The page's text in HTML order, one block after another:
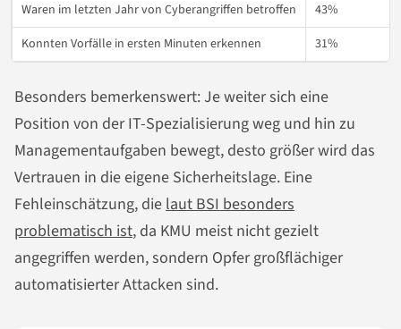
Waren im letzten Jahr von Cyberangriffen betroffen
43%
Konnten Vorfälle in ersten Minuten erkennen
31%
Besonders bemerkenswert: Je weiter sich eine
Position von der IT-Spezialisierung weg und hin zu
Managementaufgaben bewegt, desto größer wird das
Vertrauen in die eigene Sicherheitslage. Eine
Fehleinschätzung, dielaut BSI besonders
problematisch ist, da KMU meist nicht gezielt
angegriffen werden, sondern Opfer großflächiger
automatisierter Attacken sind.